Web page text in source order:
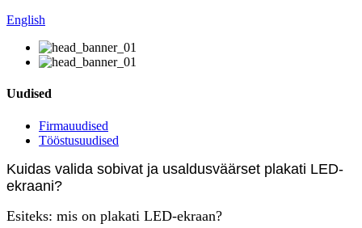
English
Uudised
Firmauudised
Tööstusuudised
Kuidas valida sobivat ja usaldusväärset plakati LED-
ekraani?
Esiteks: mis on plakati LED-ekraan?